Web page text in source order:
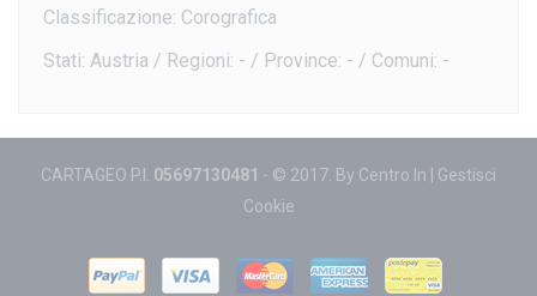
Classificazione: Corografica
Stati: Austria / Regioni: - / Province: - / Comuni: -
CARTAGEO P.I. 05697130481 - © 2017. By Centro In
Gestisci
Cookie